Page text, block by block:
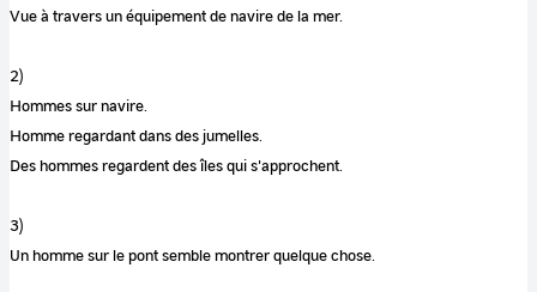
Vue à travers un équipement de navire de la mer.
2)
Hommes sur navire.
Homme regardant dans des jumelles.
Des hommes regardent des îles qui s'approchent.
3)
Un homme sur le pont semble montrer quelque chose.